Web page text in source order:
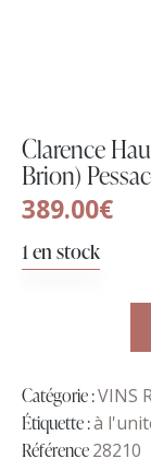
Clarence
Brion)
389.00€
1 en stock
Catégorie :VINS
Étiquette :à
Référence28210